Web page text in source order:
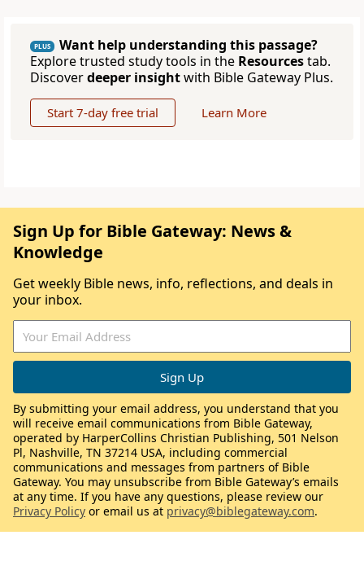
PLUS
Want help understanding this passage?
Explore trusted study tools in the Resourcestab.
Discoverdeeper insightwith Bible Gateway Plus.
Start 7-day free trial Learn More
Sign Up for Bible Gateway: News &
Knowledge
Get weekly Bible news, info, reflections, and deals in
your inbox.
By submitting your email address, you understand that you
will receive email communications from Bible Gateway,
operated by HarperCollins Christian Publishing, 501 Nelson
Pl, Nashville, TN 37214 USA, including commercial
communications and messages from partners of Bible
Gateway. You may unsubscribe from Bible Gateway’s emails
at any time. If you have any questions, please review our
Privacy Policy or email us at privacy@biblegateway.com.